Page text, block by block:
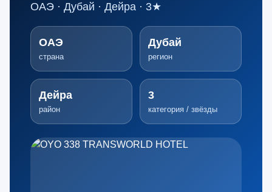
ОАЭ · Дубай · Дейра · 3★
ОАЭ
страна
Дубай
регион
Дейра
район
3
категория / звёзды